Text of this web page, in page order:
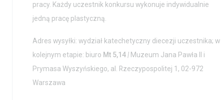
pracy. Każdy uczestnik konkursu wykonuje indywidualnie
jedną pracę plastyczną.
Adres wysyłki: wydział katechetyczny diecezji uczestnika; w
kolejnym etapie: biuro Mt 5,14 | Muzeum Jana Pawła II i
Prymasa Wyszyńskiego, al. Rzeczypospolitej 1, 02-972
Warszawa